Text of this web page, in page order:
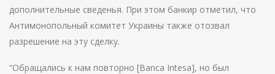
дополнительные сведенья. При этом банкир отметил, что
Антимонопольный комитет Украины также отозвал
разрешение на эту сделку.
“Обращались к нам повторно [Banca Intesa], но был